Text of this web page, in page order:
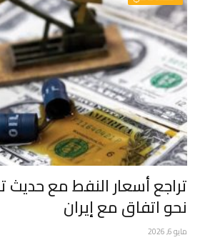
تراجع أسعار النفط مع
نحو اتفاق مع إيران
مايو 6, 2026